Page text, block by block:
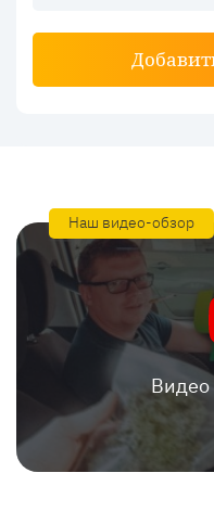
Наш видео-обзор